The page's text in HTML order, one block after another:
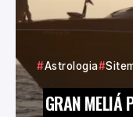
Astrologia
GRAN MELIÁ